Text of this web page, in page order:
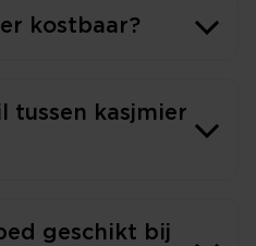
kostbaar?
tussen kasjmier
geschikt bij